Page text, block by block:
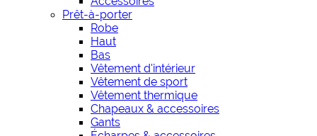
Prêt-à-porter
Robe
Haut
Bas
Vêtement d'intérieur
Vêtement de sport
Vêtement thermique
Chapeaux & accessoires
Gants